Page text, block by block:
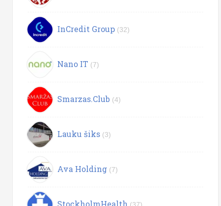
InCredit Group (32)
Nano IT (7)
Smarzas.Club (4)
Lauku šiks (3)
Ava Holding (7)
StockholmHealth